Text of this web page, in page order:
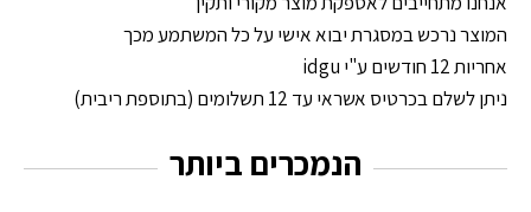
המוצר נרכש במסגרת יבוא אישי על כל המשתמע מכך
אחריות 12 חודשים ע"י idgu
ניתן לשלם בכרטיס אשראי עד 12 תשלומים (בתוספת ריבית)
הנמכרים ביותר